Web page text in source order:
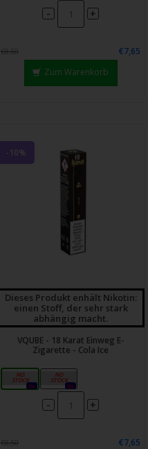
- +
€8,50
€7,65
Zum Warenkorb
-10%
Dieses Produkt enhält Nikotin:
einen Stoff, der sehr stark
abhängig macht.
VQUBE - 18 Karat Einweg E-
Zigarette - Cola Ice
0mg
0x
16mg
0x
- +
€8,50
€7,65